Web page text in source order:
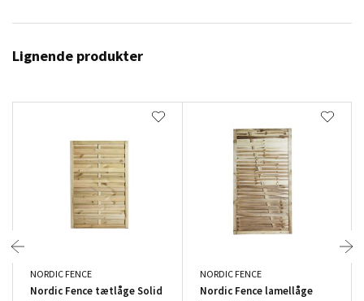
Lignende produkter
NORDIC FENCE
Nordic Fence tætlåge Solid
NORDIC FENCE
Nordic Fence lamellåge